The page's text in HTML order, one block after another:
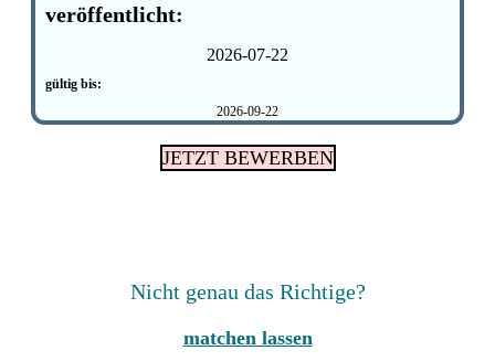
veröffentlicht:
2026-07-22
gültig bis:
2026-09-22
JETZT BEWERBEN
Nicht genau das Richtige?
matchen lassen